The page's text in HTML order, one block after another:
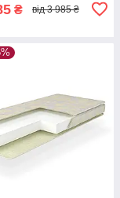
₴ від 3 985 ₴